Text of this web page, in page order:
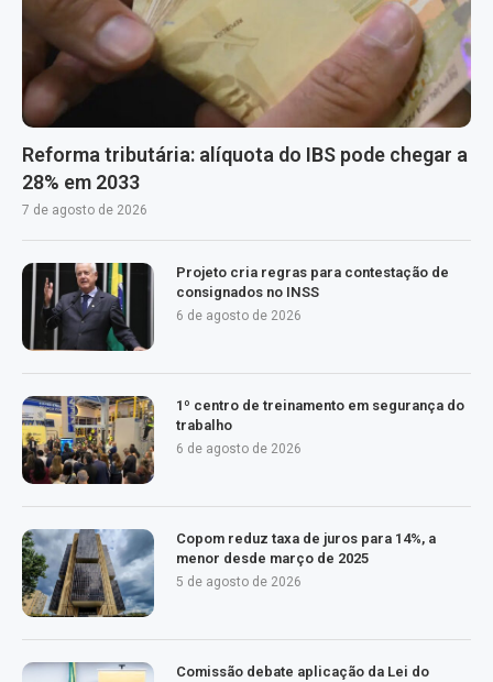
Reforma tributária: alíquota do IBS pode chegar a
28% em 2033
7 de agosto de 2026
Projeto cria regras para contestação de
consignados no INSS
6 de agosto de 2026
1º centro de treinamento em segurança do
trabalho
6 de agosto de 2026
Copom reduz taxa de juros para 14%, a
menor desde março de 2025
5 de agosto de 2026
Comissão debate aplicação da Lei do